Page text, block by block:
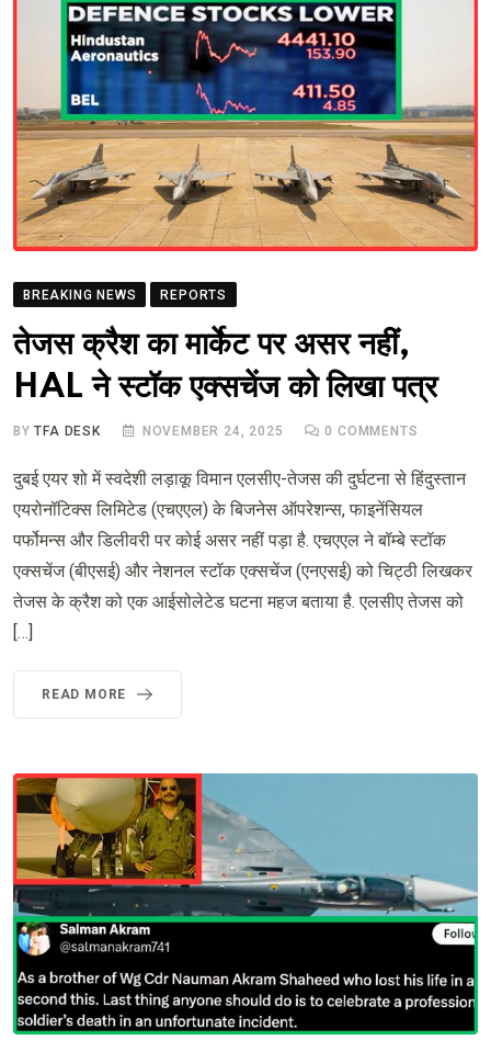
BREAKING NEWS REPORTS
तेजस क्रैश का मार्केट पर असर नहीं,
HAL ने स्टॉक एक्सचेंज को लिखा पत्र
BYTFA DESK NOVEMBER 24, 2025 0 COMMENTS
दुबई एयर शो में स्वदेशी लड़ाकू विमान एलसीए-तेजस की दुर्घटना से हिंदुस्तान
एयरोनॉटिक्स लिमिटेड (एचएएल) के बिजनेस ऑपरेशन्स, फाइनेंसियल
पर्फोमन्स और डिलीवरी पर कोई असर नहीं पड़ा है. एचएएल ने बॉम्बे स्टॉक
एक्सचेंज (बीएसई) और नेशनल स्टॉक एक्सचेंज (एनएसई) को चिट्ठी लिखकर
तेजस के क्रैश को एक आईसोलेटेड घटना महज बताया है. एलसीए तेजस को
[…]
READ MORE